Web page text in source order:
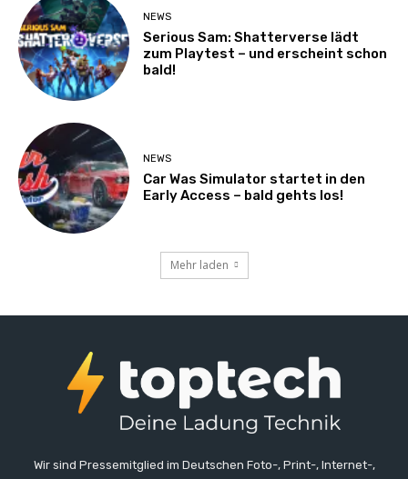
NEWS
Serious Sam: Shatterverse lädt
zum Playtest – und erscheint schon
bald!
NEWS
Car Was Simulator startet in den
Early Access – bald gehts los!
Mehr laden
Wir sind Pressemitglied im Deutschen Foto-, Print-, Internet-,